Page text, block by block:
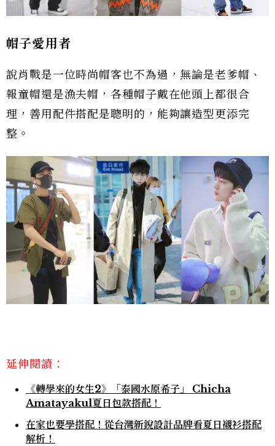
帽子愛用者
說肖戰是一位時尚帽客也不為過，無論是老爹帽、
報童帽還是漁夫帽，各種帽子戴在他頭上都很合
理，善用配件搭配是聰明的，能夠讓造型更添完
整。
延伸閱讀：
《轉學來的女生2》「泰國水原希子」 Chicha
Amatayakul夏日包款搭配！
在家也要學搭配！從台灣新銳設計品牌看夏日襯衫搭配
解析！